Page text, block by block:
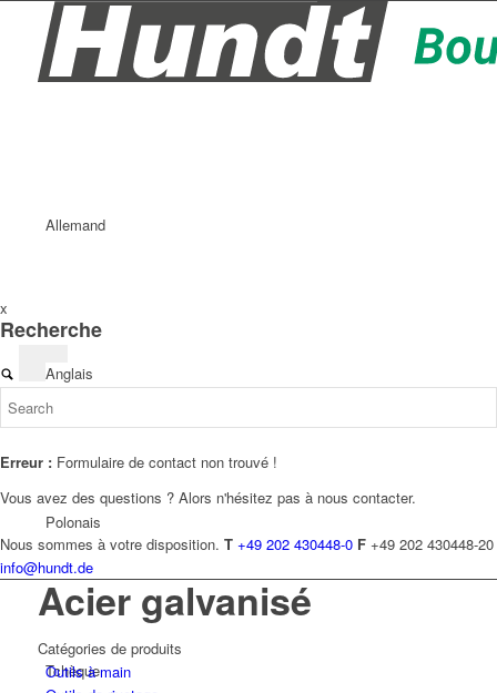
Allemand
Anglais
Polonais
Tchèque
x
Recherche
Erreur : Formulaire de contact non trouvé !
Vous avez des questions ? Alors n'hésitez pas à nous contacter.
Nous sommes à votre disposition. T +49 202 430448-0 F +49 202 430448-20
info@hundt.de
Acier galvanisé
Catégories de produits
Outils à main